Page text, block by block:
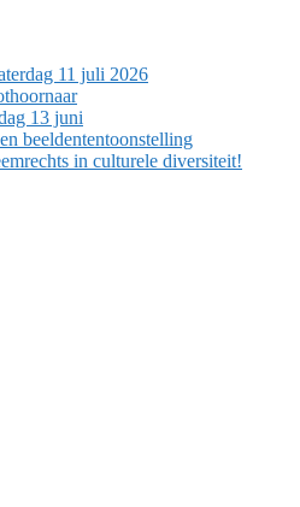
11 juli 2026
13 juni
beeldententoonstelling
in culturele diversiteit!